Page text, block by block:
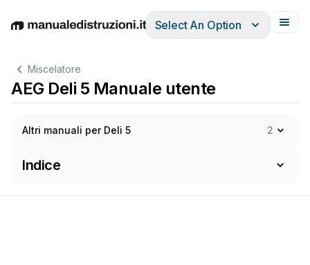
EnglishDeutschEspañolItalianoFrançais
Select An Option
Miscelatore
AEG Deli 5 Manuale utente
Altri manuali per Deli 5 2
Indice